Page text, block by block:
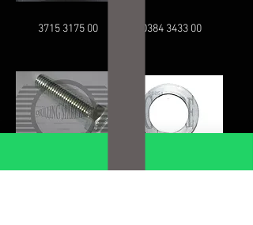
3715 3175 00 0384 3433 00